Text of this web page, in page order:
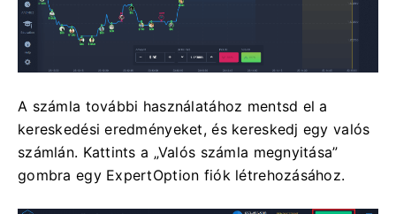
A számla további használatához mentsd el a
kereskedési eredményeket, és kereskedj egy valós
számlán. Kattints a „Valós számla megnyitása”
gombra egy ExpertOption fiók létrehozásához.